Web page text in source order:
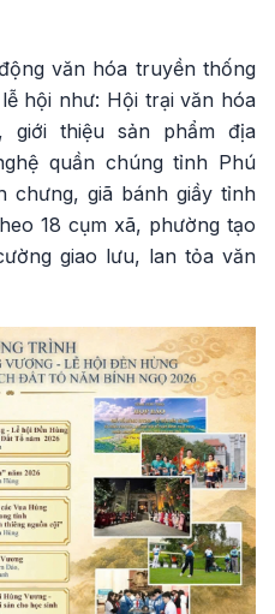
văn hóa truyền thống
hội như: Hội trại văn hóa
giới thiệu sản phẩm địa
quần chúng tỉnh Phú
chưng, giã bánh giầy tỉnh
18 cụm xã, phường tạo
giao lưu, lan tỏa văn